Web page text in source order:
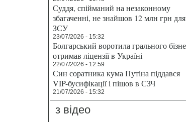
Суддя, спійманий на незаконному
збагаченні, не знайшов 12 млн грн для
ЗСУ
23/07/2026 - 15:32
Болгарський воротила грального
отримав ліцензії в Україні
22/07/2026 - 12:59
Син соратника кума Путіна піддався
VIP-бусифікації і пішов в СЗЧ
21/07/2026 - 15:32
з відео